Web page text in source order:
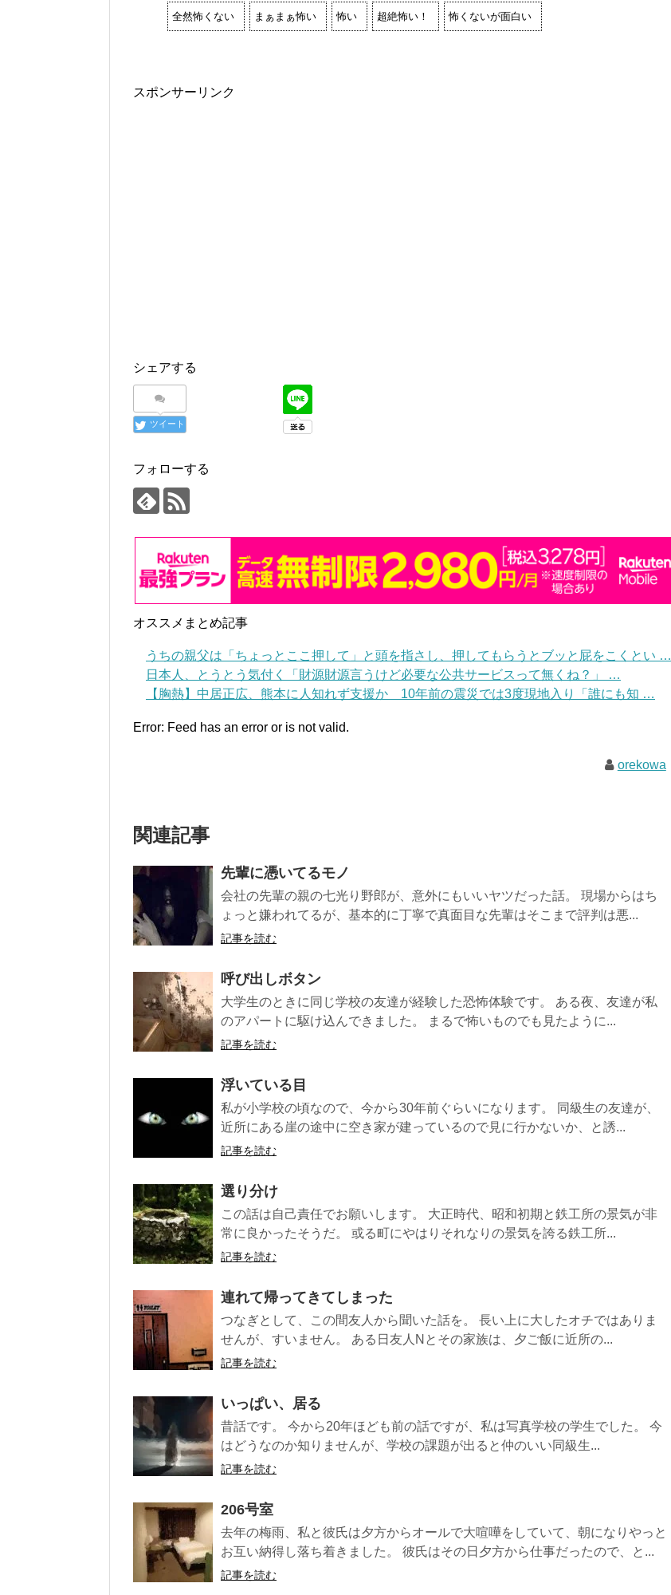
全然怖くない まぁまぁ怖い 怖い 超絶怖い！ 怖くないが面白い
スポンサーリンク
シェアする
ツイート
フォローする
オススメまとめ記事
うちの親父は「ちょっとここ押して」と頭を指さし、押してもらうとブッと屁をこくとい …
日本人、とうとう気付く「財源財源言うけど必要な公共サービスって無くね？」 …
【胸熱】中居正広、熊本に人知れず支援か 10年前の震災では3度現地入り「誰にも知 …
Error: Feed has an error or is not valid.
orekowa
関連記事
先輩に憑いてるモノ
会社の先輩の親の七光り野郎が、意外にもいいヤツだった話。 現場からはち
ょっと嫌われてるが、基本的に丁寧で真面目な先輩はそこまで評判は悪...
記事を読む
呼び出しボタン
大学生のときに同じ学校の友達が経験した恐怖体験です。 ある夜、友達が私
のアパートに駆け込んできました。 まるで怖いものでも見たように...
記事を読む
浮いている目
私が小学校の頃なので、今から30年前ぐらいになります。 同級生の友達が、
近所にある崖の途中に空き家が建っているので見に行かないか、と誘...
記事を読む
選り分け
この話は自己責任でお願いします。 大正時代、昭和初期と鉄工所の景気が非
常に良かったそうだ。 或る町にやはりそれなりの景気を誇る鉄工所...
記事を読む
連れて帰ってきてしまった
つなぎとして、この間友人から聞いた話を。 長い上に大したオチではありま
せんが、すいません。 ある日友人Nとその家族は、夕ご飯に近所の...
記事を読む
いっぱい、居る
昔話です。 今から20年ほども前の話ですが、私は写真学校の学生でした。 今
はどうなのか知りませんが、学校の課題が出ると仲のいい同級生...
記事を読む
206号室
去年の梅雨、私と彼氏は夕方からオールで大喧嘩をしていて、朝になりやっと
お互い納得し落ち着きました。 彼氏はその日夕方から仕事だったので、と...
記事を読む